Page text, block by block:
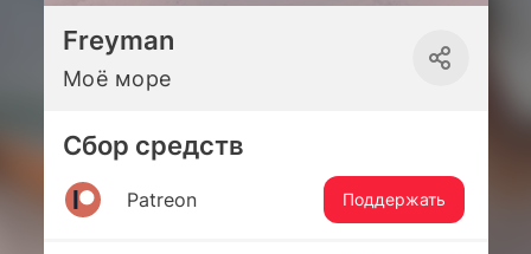
Freyman
Моё море
Сбор средств
Patreon Поддержать